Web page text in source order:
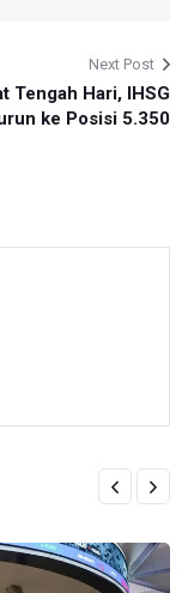
Next Post
Tengah Hari, IHSG
ke Posisi 5.350